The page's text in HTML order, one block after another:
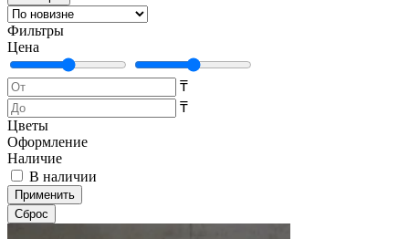
Фильтры
Цена
₸
₸
Цветы
Оформление
Наличие
В наличии
Применить
Cброс